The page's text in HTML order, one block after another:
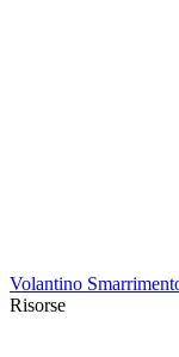
Volantino
Risorse